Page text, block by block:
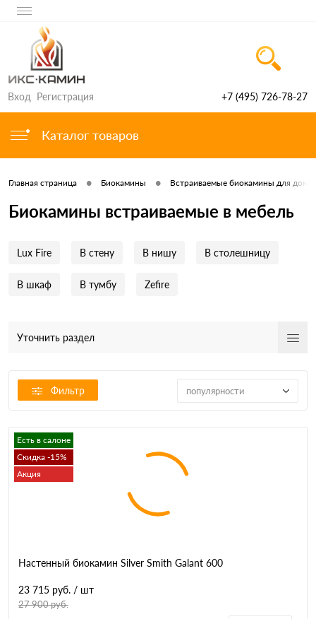
Вход Регистрация +7 (495) 726-78-27
Каталог товаров
Главная страница • Биокамины • Встраиваемые биокамины для дома
Биокамины встраиваемые в мебель
Lux Fire В стену В нишу В столешницу
В шкаф В тумбу Zefire
Уточнить раздел
Фильтр популярности
Есть в салоне
Скидка -15%
Акция
Настенный биокамин Silver Smith Galant 600
23 715 руб. / шт
27 900 руб.